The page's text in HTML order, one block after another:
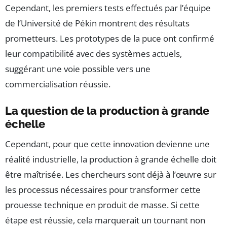
Cependant, les premiers tests effectués par l’équipe
de l’Université de Pékin montrent des résultats
prometteurs. Les prototypes de la puce ont confirmé
leur compatibilité avec des systèmes actuels,
suggérant une voie possible vers une
commercialisation réussie.
La question de la production à grande
échelle
Cependant, pour que cette innovation devienne une
réalité industrielle, la production à grande échelle doit
être maîtrisée. Les chercheurs sont déjà à l’œuvre sur
les processus nécessaires pour transformer cette
prouesse technique en produit de masse. Si cette
étape est réussie, cela marquerait un tournant non